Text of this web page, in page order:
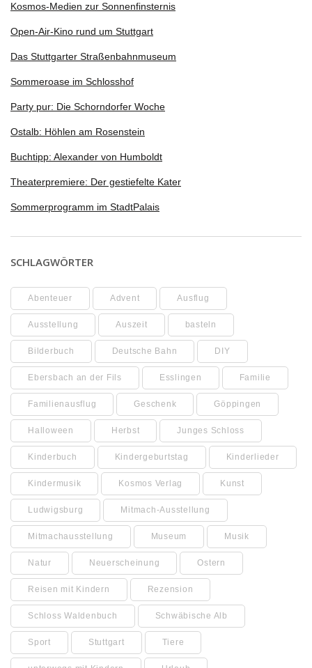
Kosmos-Medien zur Sonnenfinsternis
Open-Air-Kino rund um Stuttgart
Das Stuttgarter Straßenbahnmuseum
Sommeroase im Schlosshof
Party pur: Die Schorndorfer Woche
Ostalb: Höhlen am Rosenstein
Buchtipp: Alexander von Humboldt
Theaterpremiere: Der gestiefelte Kater
Sommerprogramm im StadtPalais
SCHLAGWÖRTER
Abenteuer Advent Ausflug
Ausstellung Auszeit basteln
Bilderbuch Deutsche Bahn DIY
Ebersbach an der Fils Esslingen Familie
Familienausflug Geschenk Göppingen
Halloween Herbst Junges Schloss
Kinderbuch Kindergeburtstag Kinderlieder
Kindermusik Kosmos Verlag Kunst
Ludwigsburg Mitmach-Ausstellung
Mitmachausstellung Museum Musik
Natur Neuerscheinung Ostern
Reisen mit Kindern Rezension
Schloss Waldenbuch Schwäbische Alb
Sport Stuttgart Tiere